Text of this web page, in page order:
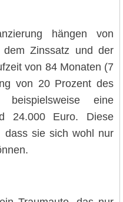
hängen von
Zinssatz und der
von 84 Monaten (7
von 20 Prozent des
eine
24.000 Euro. Diese
dass sie sich wohl nur